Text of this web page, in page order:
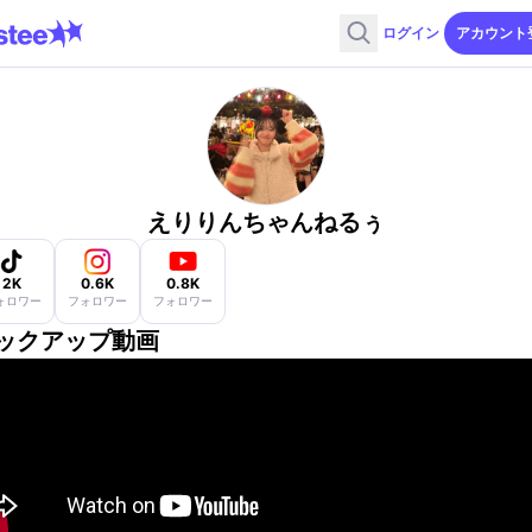
ログイン アカウント
えりりんちゃんねるぅ
2K
ロワー
0.6K
フォロワー
0.8K
フォロワー
クアップ動画